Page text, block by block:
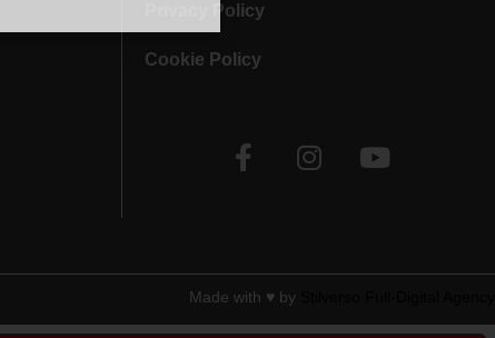
Privacy Policy
Cookie Policy
Made with ♥︎ by